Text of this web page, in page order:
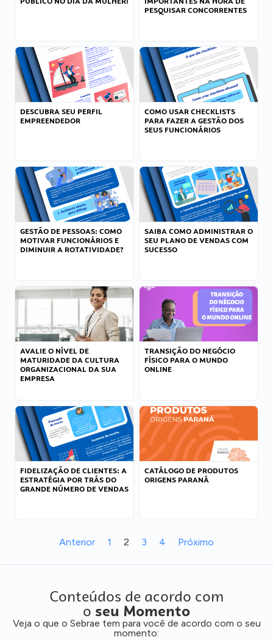
PESQUISAR CONCORRENTES
DESCUBRA SEU PERFIL
EMPREENDEDOR
COMO USAR CHECKLISTS
PARA FAZER A GESTÃO DOS
SEUS FUNCIONÁRIOS
GESTÃO DE PESSOAS: COMO
MOTIVAR FUNCIONÁRIOS E
DIMINUIR A ROTATIVIDADE?
SAIBA COMO ADMINISTRAR O
SEU PLANO DE VENDAS COM
SUCESSO
AVALIE O NÍVEL DE
MATURIDADE DA CULTURA
ORGANIZACIONAL DA SUA
EMPRESA
TRANSIÇÃO DO NEGÓCIO
FÍSICO PARA O MUNDO
ONLINE
FIDELIZAÇÃO DE CLIENTES: A
ESTRATÉGIA POR TRÁS DO
GRANDE NÚMERO DE VENDAS
CATÁLOGO DE PRODUTOS
ORIGENS PARANÁ
Anterior 1 2 3 4 Próximo
Conteúdos de acordo com
o seu Momento
Veja o que o Sebrae tem para você de acordo com o seu
momento: